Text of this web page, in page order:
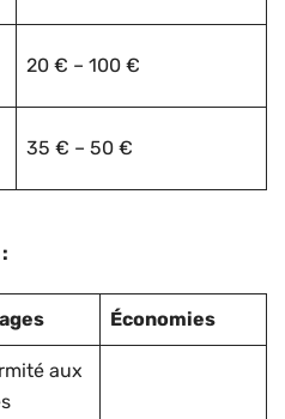
20 € – 100 €
35 € – 50 €
Économies
aux